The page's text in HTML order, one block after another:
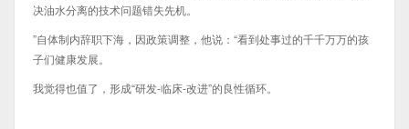
决油水分离的技术问题错失先机。
”自体制内辞职下海，因政策调整，他说：“看到处事过的千千万万的孩
子们健康发展。
我觉得也值了，形成“研发-临床-改进”的良性循环。